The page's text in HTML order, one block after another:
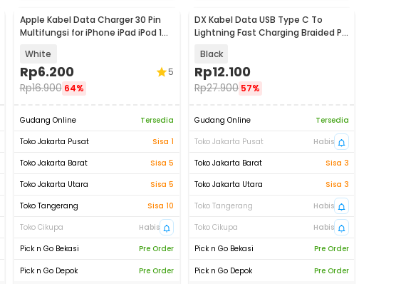
Apple Kabel Data Charger 30 Pin
Multifungsi for iPhone iPad iPod 1M
White
Rp6.200
Rp16.900 64%
5
Gudang Online
Tersedia
Toko Jakarta Pusat
Sisa 1
Toko Jakarta Barat
Sisa 5
Toko Jakarta Utara
Sisa 5
Toko Tangerang
Sisa 10
Toko Cikupa
Habis
Pick n Go Bekasi
Pre Order
Pick n Go Depok Pre Order
DX Kabel Data USB Type C To
Lightning Fast Charging Braided PD
Black
Rp12.100
Rp27.900 57%
Gudang Online
Tersedia
Toko Jakarta Pusat
Habis
Toko Jakarta Barat
Sisa 3
Toko Jakarta Utara
Sisa 3
Toko Tangerang
Habis
Toko Cikupa
Habis
Pick n Go Bekasi
Pre Order
Pick n Go Depok Pre Order